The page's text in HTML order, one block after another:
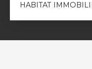
HABITAT